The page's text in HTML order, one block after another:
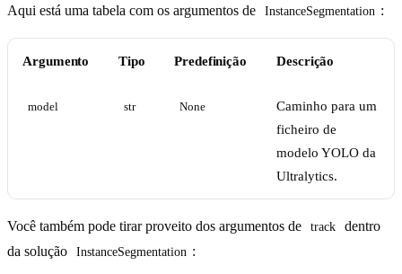
Aqui está uma tabela com os argumentos de InstanceSegmentation :
Argumento Tipo Predefinição Descrição
model str None
Caminho para um
ficheiro de
modelo YOLO da
Ultralytics.
Você também pode tirar proveito dos argumentos de track
dentro
da solução
InstanceSegmentation :